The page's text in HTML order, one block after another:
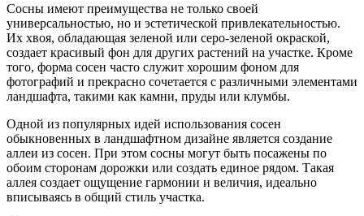
Сосны имеют преимущества не только своей
универсальностью, но и эстетической привлекательностью.
Их хвоя, обладающая зеленой или серо-зеленой окраской,
создает красивый фон для других растений на участке. Кроме
того, форма сосен часто служит хорошим фоном для
фотографий и прекрасно сочетается с различными элементами
ландшафта, такими как камни, пруды или клумбы.
Одной из популярных идей использования сосен
обыкновенных в ландшафтном дизайне является создание
аллеи из сосен. При этом сосны могут быть посажены по
обоим сторонам дорожки или создать единое рядом. Такая
аллея создает ощущение гармонии и величия, идеально
вписываясь в общий стиль участка.